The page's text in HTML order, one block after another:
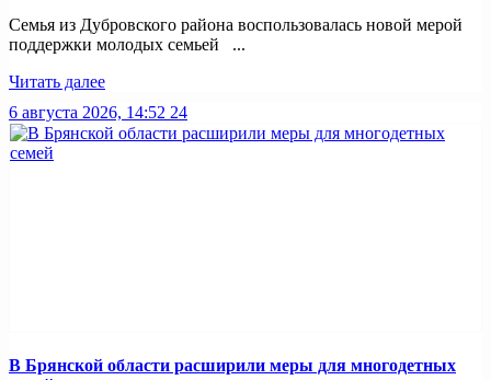
Семья из Дубровского района воспользовалась новой мерой
поддержки молодых семьей ...
Читать далее
6 августа 2026, 14:52 24
В Брянской области расширили меры для многодетных